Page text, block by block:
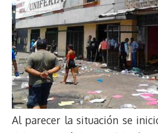
Al parecer la situación se